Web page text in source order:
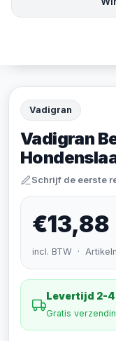
Vadigran
Vadigran
Schrijf de eerste
€13,88
incl. BTW ·
Levertijd 2-
Gratis